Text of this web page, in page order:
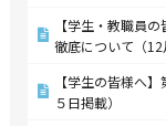
【学生・教職員
徹底について（12
【学生の皆様へ
５日掲載）